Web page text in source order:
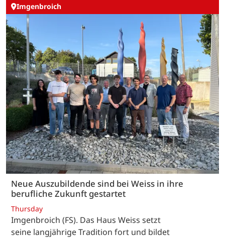
Imgenbroich
Neue Auszubildende sind bei Weiss in ihre
berufliche Zukunft gestartet
Thursday
Imgenbroich (FS). Das Haus Weiss setzt
seine langjährige Tradition fort und bildet